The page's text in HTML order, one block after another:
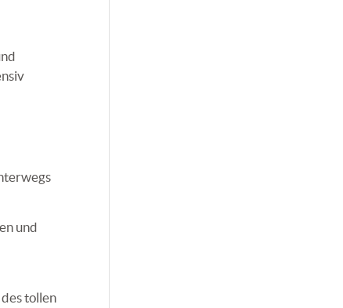
und
tollen